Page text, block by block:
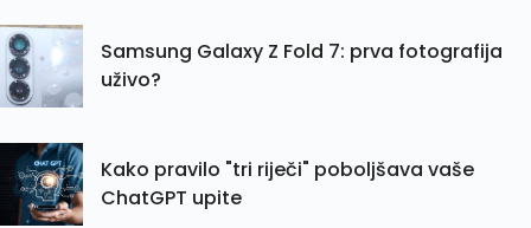
Samsung Galaxy Z Fold 7: prva fotografija
uživo?
Kako pravilo "tri riječi" poboljšava vaše
ChatGPT upite